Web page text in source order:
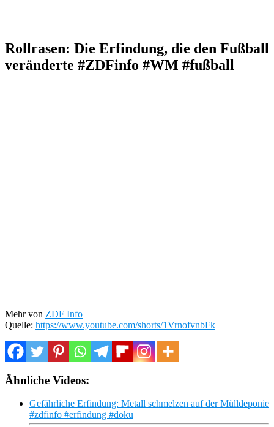
Rollrasen: Die Erfindung, die den Fußball
veränderte #ZDFinfo #WM #fußball
Mehr von ZDF Info
Quelle: https://www.youtube.com/shorts/1VrnofvnbFk
Ähnliche Videos:
Gefährliche Erfindung: Metall schmelzen auf der Mülldeponie
#zdfinfo #erfindung #doku